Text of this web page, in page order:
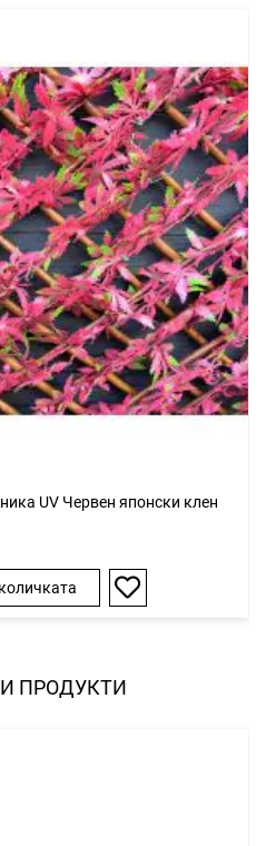
UV Червен японски клен
Добави
ПРОДУКТИ